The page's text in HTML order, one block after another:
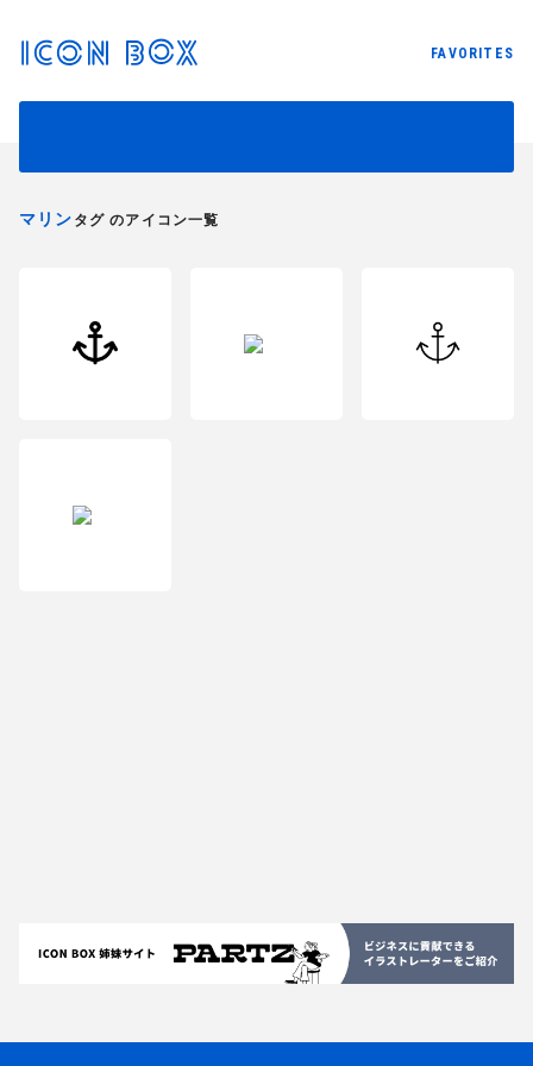
FAVORITES
マリン タグ のアイコン一覧